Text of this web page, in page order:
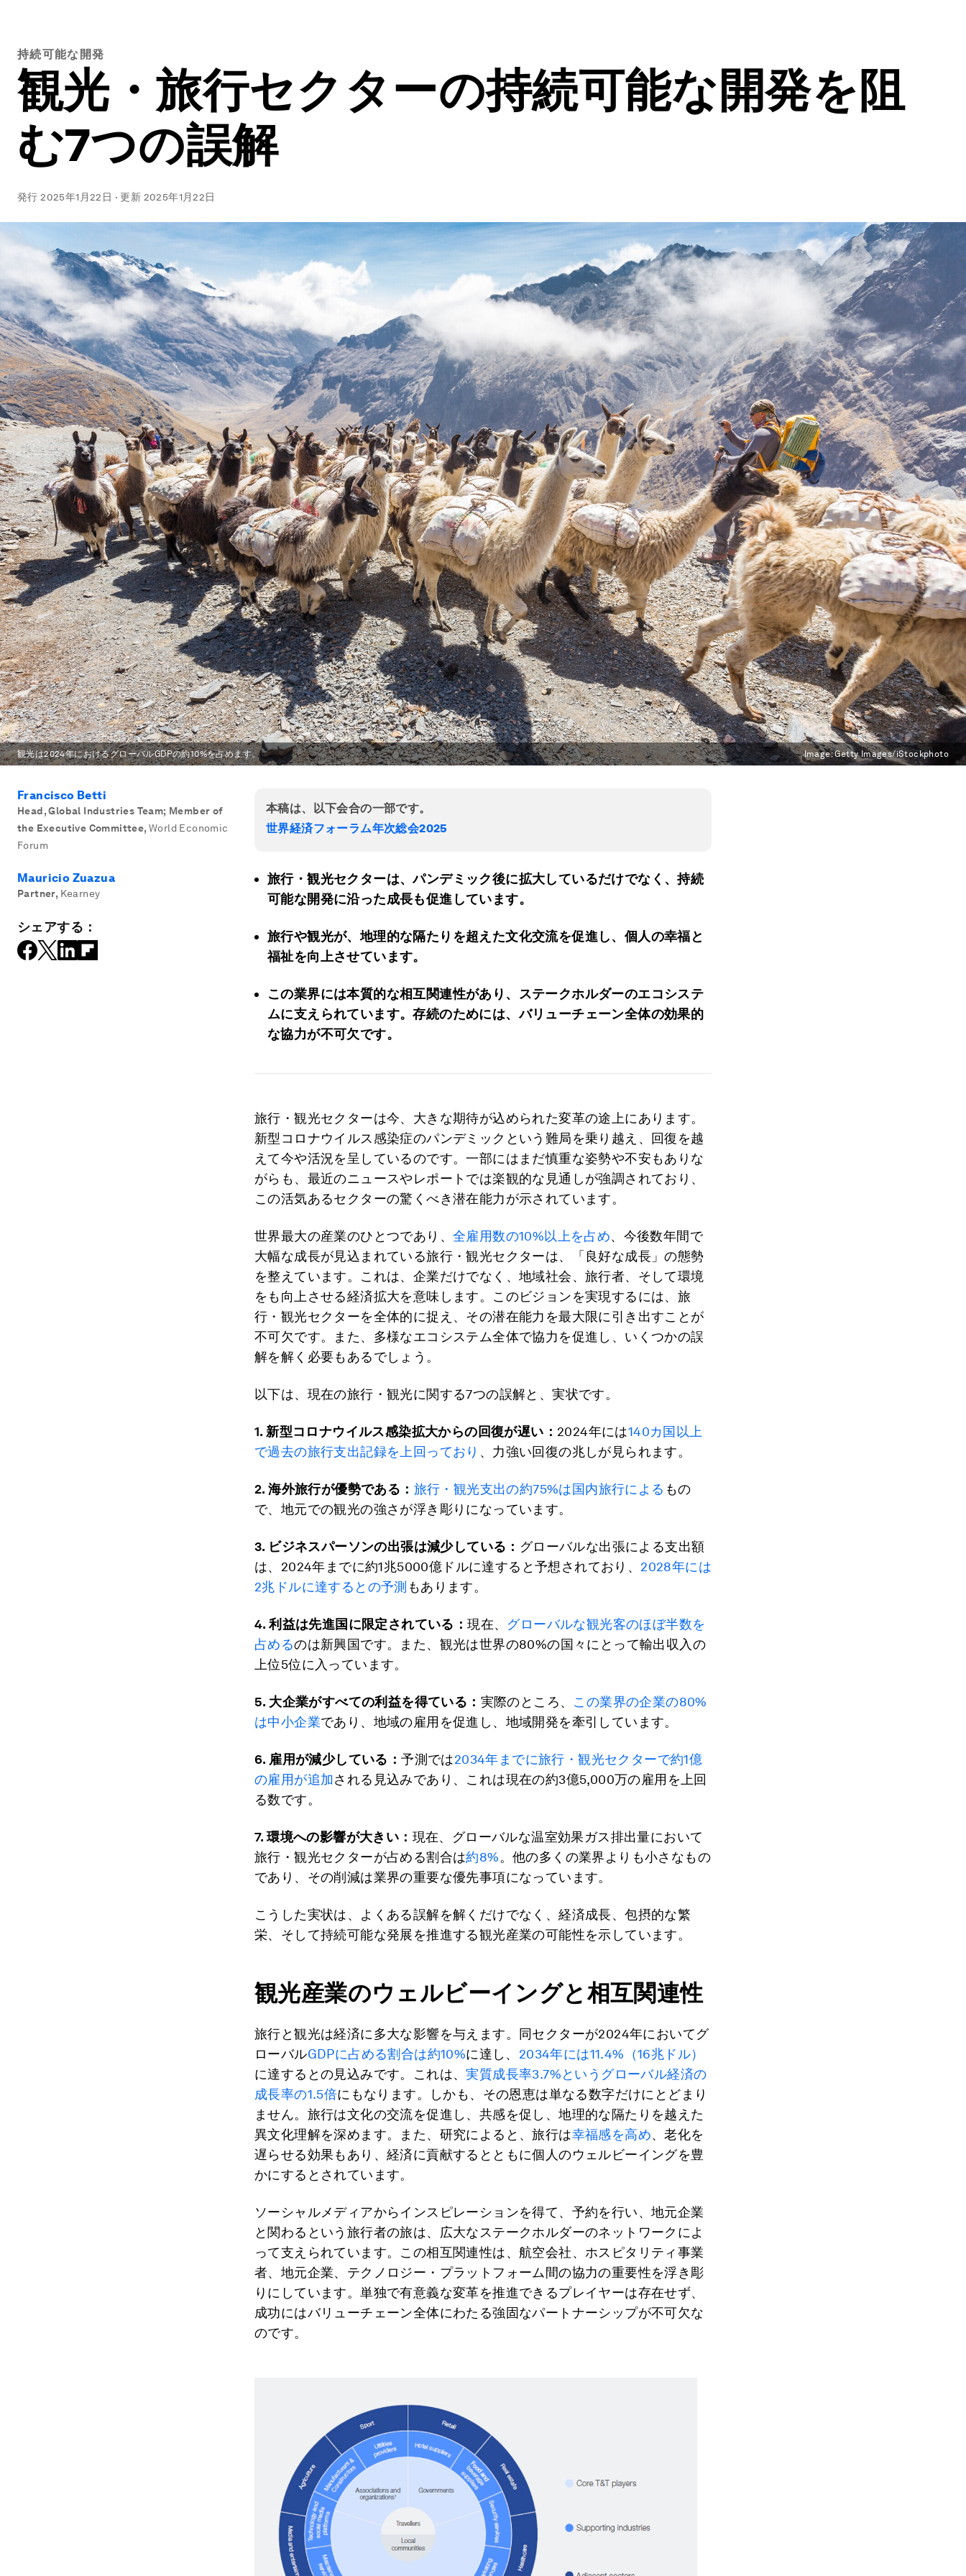
持続可能な開発
観光・旅行セクターの持続可能な開発を阻
む7つの誤解
発行2025年1月22日 ·更新 2025年1月22日
観光は2024年におけるグローバルGDPの約10%を占めます。 Image:Getty Images/iStockphoto
Francisco Betti
Head, Global Industries Team; Member of
the Executive Committee, World Economic
Forum
Mauricio Zuazua
Partner, Kearney
シェアする：
本稿は、以下会合の一部です。
世界経済フォーラム年次総会2025
旅行・観光セクターは、パンデミック後に拡大しているだけでなく、持続
可能な開発に沿った成長も促進しています。
旅行や観光が、地理的な隔たりを超えた文化交流を促進し、個人の幸福と
福祉を向上させています。
この業界には本質的な相互関連性があり、ステークホルダーのエコシステ
ムに支えられています。存続のためには、バリューチェーン全体の効果的
な協力が不可欠です。
旅行・観光セクターは今、大きな期待が込められた変革の途上にあります。
新型コロナウイルス感染症のパンデミックという難局を乗り越え、回復を越
えて今や活況を呈しているのです。一部にはまだ慎重な姿勢や不安もありな
がらも、最近のニュースやレポートでは楽観的な見通しが強調されており、
この活気あるセクターの驚くべき潜在能力が示されています。
世界最大の産業のひとつであり、 全雇用数の10%以上を占め、今後数年間で
大幅な成長が見込まれている旅行・観光セクターは、「良好な成長」の態勢
を整えています。これは、企業だけでなく、地域社会、旅行者、そして環境
をも向上させる経済拡大を意味します。このビジョンを実現するには、旅
行・観光セクターを全体的に捉え、その潜在能力を最大限に引き出すことが
不可欠です。また、多様なエコシステム全体で協力を促進し、いくつかの誤
解を解く必要もあるでしょう。
以下は、現在の旅行・観光に関する7つの誤解と、実状です。
1. 新型コロナウイルス感染拡大からの回復が遅い： 2024年には140カ国以上
で過去の旅行支出記録を上回っており 、力強い回復の兆しが見られます。
2.海外旅行が優勢である： 旅行・観光支出の約75%は国内旅行による もの
で、地元での観光の強さが浮き彫りになっています。
3. ビジネスパーソンの出張は減少している： グローバルな出張による支出額
は、2024年までに約1兆5000億ドルに達すると予想されており、 2028年には
2兆ドルに達するとの予測 もあります。
4.利益は先進国に限定されている：現在、 グローバルな観光客のほぼ半数を
占めるのは新興国です。また、観光は世界の80%の国々にとって輸出収入の
上位5位に入っています。
5. 大企業がすべての利益を得ている： 実際のところ、 この業界の企業の80%
は中小企業であり、地域の雇用を促進し、地域開発を牽引しています。
6. 雇用が減少している：予測では2034年までに旅行・観光セクターで約1億
の雇用が追加される見込みであり、これは現在の約3億5,000万の雇用を上回
る数です。
7.環境への影響が大きい： 現在、グローバルな温室効果ガス排出量において
旅行・観光セクターが占める割合は約8%。他の多くの業界よりも小さなもの
であり、その削減は業界の重要な優先事項になっています。
こうした実状は、よくある誤解を解くだけでなく、経済成長、包摂的な繁
栄、そして持続可能な発展を推進する観光産業の可能性を示しています。
観光産業のウェルビーイングと相互関連性
旅行と観光は経済に多大な影響を与えます。同セクターが2024年においてグ
ローバルGDPに占める割合は約10%に達し、 2034年には11.4%（16兆ドル）
に達するとの見込みです。これは、実質成長率3.7%というグローバル経済の
成長率の1.5倍にもなります。しかも、その恩恵は単なる数字だけにとどまり
ません。旅行は文化の交流を促進し、共感を促し、地理的な隔たりを越えた
異文化理解を深めます。また、研究によると、旅行は幸福感を高め、老化を
遅らせる効果もあり、経済に貢献するとともに個人のウェルビーイングを豊
かにするとされています。
ソーシャルメディアからインスピレーションを得て、予約を行い、地元企業
と関わるという旅行者の旅は、広大なステークホルダーのネットワークによ
って支えられています。この相互関連性は、航空会社、ホスピタリティ事業
者、地元企業、テクノロジー・プラットフォーム間の協力の重要性を浮き彫
りにしています。単独で有意義な変革を推進できるプレイヤーは存在せず、
成功にはバリューチェーン全体にわたる強固なパートナーシップが不可欠な
のです。